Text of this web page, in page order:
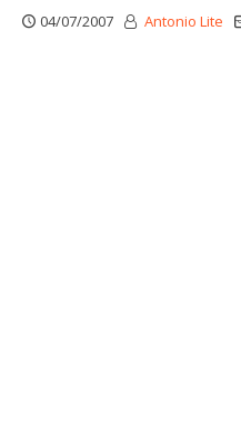
04/07/2007 Antonio Lite